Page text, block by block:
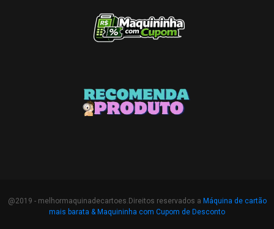
@2019 - melhormaquinadecartoes.Direitos reservados a Máquina de cartão
mais barata & Maquininha com Cupom de Desconto